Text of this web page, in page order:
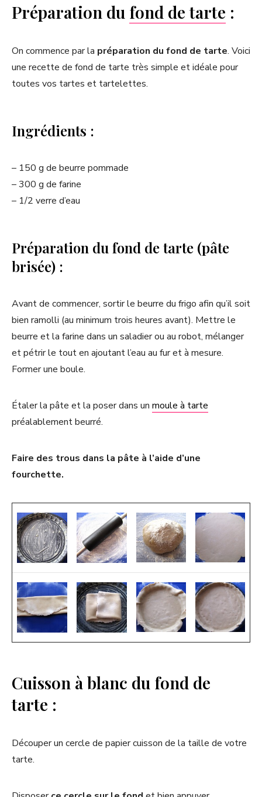
Préparation du fond de tarte :
On commence par la préparation du fond de tarte. Voici
une recette de fond de tarte très simple et idéale pour
toutes vos tartes et tartelettes.
Ingrédients :
– 150 g de beurre pommade
– 300 g de farine
– 1/2 verre d’eau
Préparation du fond de tarte (pâte
brisée) :
Avant de commencer, sortir le beurre du frigo afin qu’il soit
bien ramolli (au minimum trois heures avant). Mettre le
beurre et la farine dans un saladier ou au robot, mélanger
et pétrir le tout en ajoutant l’eau au fur et à mesure.
Former une boule.
Étaler la pâte et la poser dans un moule à tarte
préalablement beurré.
Faire des trous dans la pâte à l’aide d’une
fourchette.
Cuisson à blanc du fond de
tarte :
Découper un cercle de papier cuisson de la taille de votre
tarte.